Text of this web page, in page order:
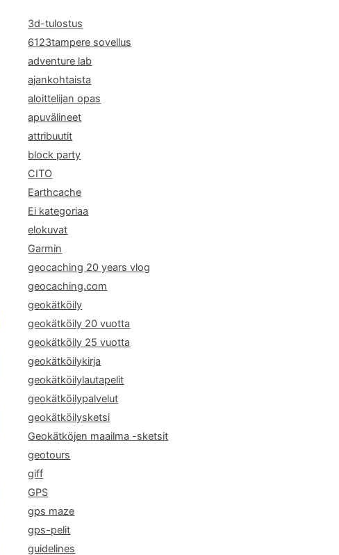
3d-tulostus
6123tampere sovellus
adventure lab
ajankohtaista
aloittelijan opas
apuvälineet
attribuutit
block party
CITO
Earthcache
Ei kategoriaa
elokuvat
Garmin
geocaching 20 years vlog
geocaching.com
geokätköily
geokätköily 20 vuotta
geokätköily 25 vuotta
geokätköilykirja
geokätköilylautapelit
geokätköilypalvelut
geokätköilysketsi
Geokätköjen maailma -sketsit
geotours
giff
GPS
gps maze
gps-pelit
guidelines